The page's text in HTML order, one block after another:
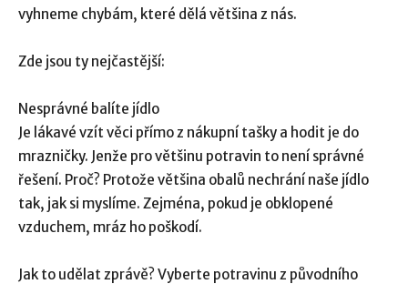
vyhneme chybám, které dělá většina z nás.
Zde jsou ty nejčastější:
Nesprávné balíte jídlo
Je lákavé vzít věci přímo z nákupní tašky a hodit je do
mrazničky. Jenže pro většinu potravin to není správné
řešení. Proč? Protože většina obalů nechrání naše jídlo
tak, jak si myslíme. Zejména, pokud je obklopené
vzduchem, mráz ho poškodí.
Jak to udělat zprávě? Vyberte potravinu z původního